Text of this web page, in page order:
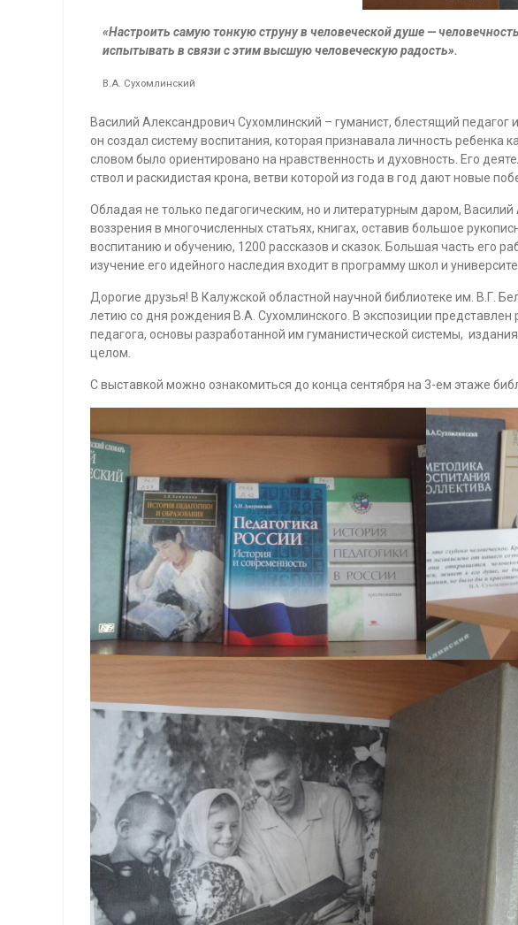
«Настроить самую тонкую струну в человеческой душе —
испытывать в связи с этим высшую человеческую радость».
В.А. Сухомлинский
Василий Александрович Сухомлинский – гуманист, блестящий
он создал систему воспитания, которая признавала личность
словом было ориентировано на нравственность и духовность. Его
ствол и раскидистая крона, ветви которой из года в год дают новые
Обладая не только педагогическим, но и литературным даром,
воззрения в многочисленных статьях, книгах, оставив большое
воспитанию и обучению, 1200 рассказов и сказок. Большая часть его
изучение его идейного наследия входит в программу школ и
Дорогие друзья! В Калужской областной научной библиотеке им. В.Г.
летию со дня рождения В.А. Сухомлинского. В экспозиции
педагога, основы разработанной им гуманистической системы,
целом.
С выставкой можно ознакомиться до конца сентября на 3-ем этаже